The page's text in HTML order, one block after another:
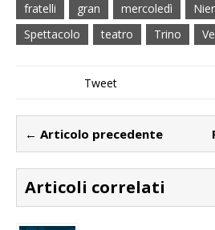
fratelli
gran mercoledì
Spettacolo
teatro Trino
Tweet
← Articolo precedente
Articoli correlati